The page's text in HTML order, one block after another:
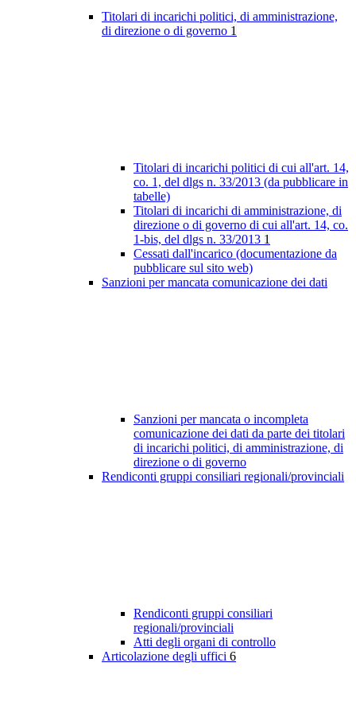
Titolari di incarichi politici, di amministrazione,
di direzione o di governo 1
Titolari di incarichi politici di cui all'art. 14,
co. 1, del dlgs n. 33/2013 (da pubblicare in
tabelle)
Titolari di incarichi di amministrazione, di
direzione o di governo di cui all'art. 14, co.
1-bis, del dlgs n. 33/2013 1
Cessati dall'incarico (documentazione da
pubblicare sul sito web)
Sanzioni per mancata comunicazione dei dati
Sanzioni per mancata o incompleta
comunicazione dei dati da parte dei titolari
di incarichi politici, di amministrazione, di
direzione o di governo
Rendiconti gruppi consiliari regionali/provinciali
Rendiconti gruppi consiliari
regionali/provinciali
Atti degli organi di controllo
Articolazione degli uffici 6